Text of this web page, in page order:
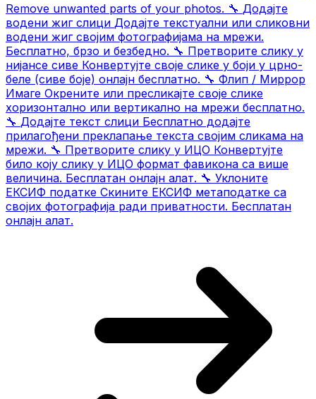
Remove unwanted parts of your photos. 🔧 Додајте
водени жиг слици Додајте текстуални или сликовни
водени жиг својим фотографијама на мрежи.
Бесплатно, брзо и безбедно. 🔧 Претворите слику у
нијансе сиве Конвертујте своје слике у боји у црно-
беле (сиве боје) онлајн бесплатно. 🔧 Флип / Миррор
Имаге Окрените или пресликајте своје слике
хоризонтално или вертикално на мрежи бесплатно.
🔧 Додајте текст слици Бесплатно додајте
прилагођени преклапање текста својим сликама на
мрежи. 🔧 Претворите слику у ИЦО Конвертујте
било коју слику у ИЦО формат фавикона са више
величина. Бесплатан онлајн алат. 🔧 Уклоните
ЕКСИФ податке Скините ЕКСИФ метаподатке са
својих фотографија ради приватности. Бесплатан
онлајн алат.